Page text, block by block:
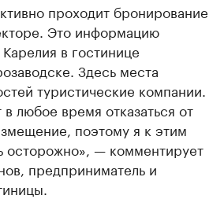
проходит бронирование
Это информацию
в гостинице
Здесь места
туристические компании.
любое время отказаться от
поэтому я к этим
осторожно», — комментирует
предприниматель и